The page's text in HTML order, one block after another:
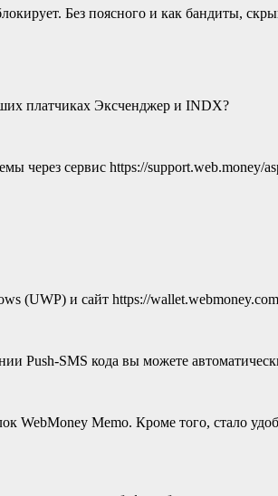
Без поясного и как бандиты,
платчиках Эксченджер и INDX?
через сервис https://support.web.money/
(UWP) и сайт https://
Push-SMS кода вы можете
WebMoney Memo. Кроме того, стало